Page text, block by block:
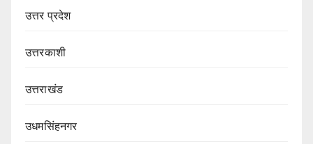
उत्तर प्रदेश
उत्तरकाशी
उत्तराखंड
उधमसिंहनगर